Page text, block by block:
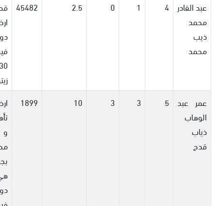
عبد القادر
محمد
ذيب
محمد
4
1
0
2.5
45482
عمر عبد
الوهاب
ذياب
قدح
5
3
3
10
1899
و